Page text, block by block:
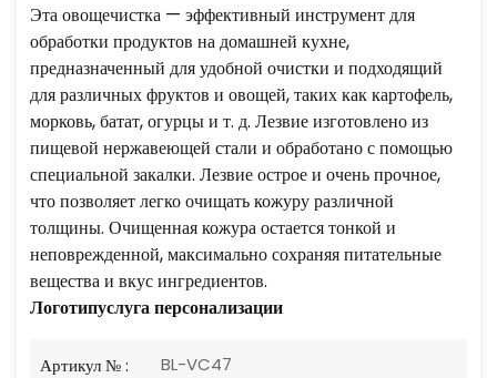
Эта овощечистка — эффективный инструмент для
обработки продуктов на домашней кухне,
предназначенный для удобной очистки и подходящий
для различных фруктов и овощей, таких как картофель,
морковь, батат, огурцы и т. д. Лезвие изготовлено из
пищевой нержавеющей стали и обработано с помощью
специальной закалки. Лезвие острое и очень прочное,
что позволяет легко очищать кожуру различной
толщины. Очищенная кожура остается тонкой и
неповрежденной, максимально сохраняя питательные
вещества и вкус ингредиентов.
Логотипуслуга персонализации
Артикул № : BL-VC47